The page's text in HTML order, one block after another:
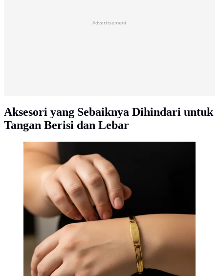
Advertisement
Aksesori yang Sebaiknya Dihindari untuk
Tangan Berisi dan Lebar